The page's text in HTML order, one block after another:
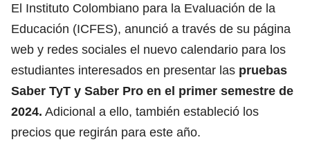
El Instituto Colombiano para la Evaluación de la
Educación (ICFES), anunció a través de su página
web y redes sociales el nuevo calendario para los
estudiantes interesados en presentar las pruebas
Saber TyT y Saber Pro en el primer semestre de
2024. Adicional a ello, también estableció los
precios que regirán para este año.